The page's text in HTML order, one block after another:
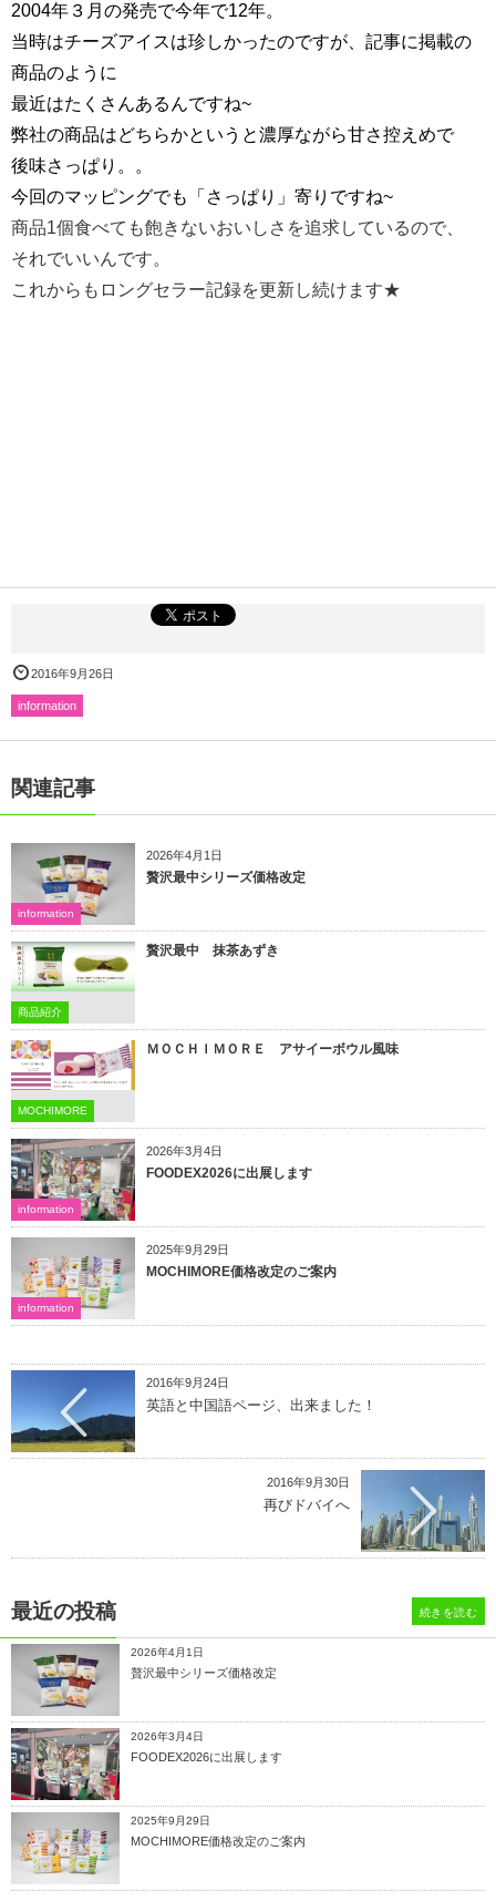
2004年３月の発売で今年で12年。
当時はチーズアイスは珍しかったのですが、記事に掲載の
商品のように
最近はたくさんあるんですね~
弊社の商品はどちらかというと濃厚ながら甘さ控えめで
後味さっぱり。。
今回のマッピングでも「さっぱり」寄りですね~
商品1個食べても飽きないおいしさを追求しているので、
それでいいんです。
これからもロングセラー記録を更新し続けます★
2016年9月26日
information
関連記事
2026年4月1日
information
贅沢最中シリーズ価格改定
商品紹介
贅沢最中 抹茶あずき
MOCHIMORE
ＭＯＣＨＩＭＯＲＥ アサイーボウル風味
2026年3月4日
information
FOODEX2026に出展します
2025年9月29日
information
MOCHIMORE価格改定のご案内
2016年9月24日
英語と中国語ページ、出来ました！
2016年9月30日
再びドバイへ
最近の投稿
2026年4月1日
贅沢最中シリーズ価格改定
2026年3月4日
FOODEX2026に出展します
2025年9月29日
MOCHIMORE価格改定のご案内
続きを読む